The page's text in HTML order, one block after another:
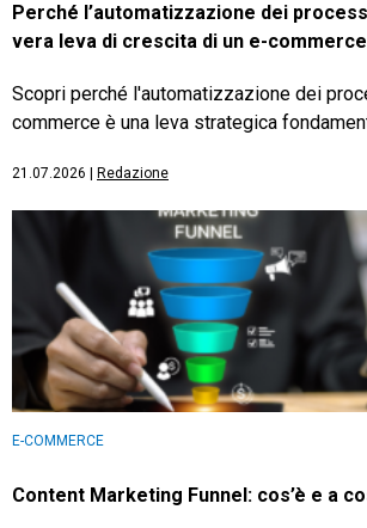
Perché l’automatizzazione dei
vera leva di crescita di un e-commerce
Scopri perché l'automatizzazione dei
commerce è una leva strategica
21.07.2026 Redazione
E-COMMERCE
Content Marketing Funnel: cos’è e a